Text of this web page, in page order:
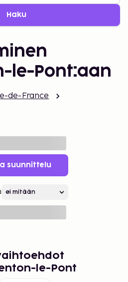
Haku
le-Pont:aan
de-France
suunnittelu
le-Pont